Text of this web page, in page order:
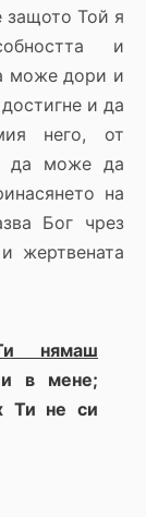
защото Той я
и
може дори и
и да
него, от
да може да
на
Бог чрез
жертвената
нямаш
в мене;
Ти не си